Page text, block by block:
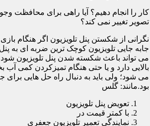
کار را انجام دهیم؟ آیا راهی برای محافظت
تصویر تغییر نمی کند؟
نگرانی از شکستن پنل تلویزیون اگر هنگام
جابه جایی تلویزیون کوچک ترین ضربه ای به
می تواند باعث شکسته شدن پنل تلویزیون شود
بالایی دارد و یا حتی هنگام تمیزکردن کمی آب
می شود؛ ولی باید به دنبال راه حل هایی
بود.مانند: گلس
تعویض پنل تلویزیون
با کمتر قیمت در
نمایندگی تعمیر تلویزیون جعفری